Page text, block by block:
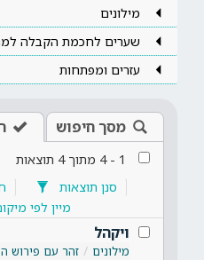
מילונים
שערים לחכמת הקבלה
עזרים ומפתחות
מסך חיפוש
1
-
4 מתוך4 תוצאות
סנן תוצאות
מיין לפי
ויקהל
מילונים זהר עם פירוש